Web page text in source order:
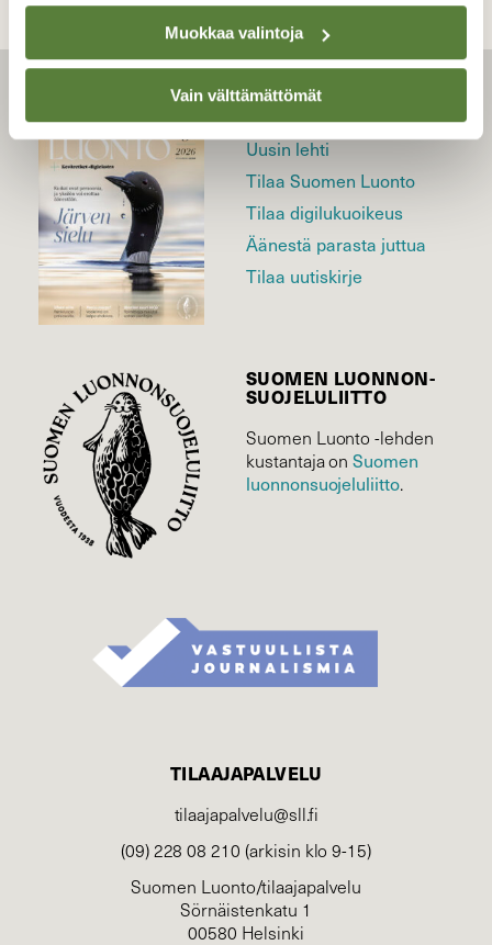
Muokkaa valintoja
Vain välttämättömät
LEHTI
Uusin lehti
Tilaa Suomen Luonto
Tilaa digilukuoikeus
Äänestä parasta juttua
Tilaa uutiskirje
SUOMEN LUONNON­
SUOJELU­LIITTO
Suomen Luonto -lehden
kustantaja onSuomen
luonnonsuojelu­liitto.
TILAAJAPALVELU
tilaajapalvelu@sll.fi
(09) 228 08 210 (arkisin klo 9-15)
Suomen Luonto/tilaajapalvelu
Sörnäistenkatu 1
00580 Helsinki